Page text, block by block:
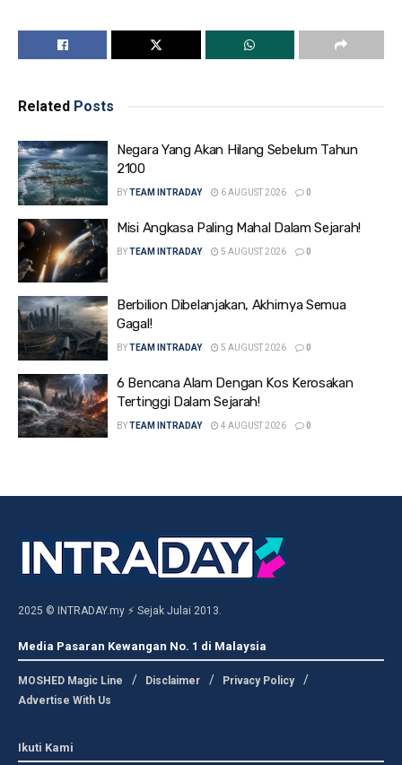
Related Posts
Negara Yang Akan Hilang Sebelum Tahun
2100
BYTEAM INTRADAY 6 AUGUST 2026 0
Misi Angkasa Paling Mahal Dalam Sejarah!
BYTEAM INTRADAY 5 AUGUST 2026 0
Berbilion Dibelanjakan, Akhirnya Semua
Gagal!
BYTEAM INTRADAY 5 AUGUST 2026 0
6 Bencana Alam Dengan Kos Kerosakan
Tertinggi Dalam Sejarah!
BYTEAM INTRADAY 4 AUGUST 2026 0
2025 © INTRADAY.my ⚡ Sejak Julai 2013.
Media Pasaran Kewangan No. 1 di Malaysia
MOSHED Magic Line Disclaimer
Privacy Policy
Advertise With Us
Ikuti Kami